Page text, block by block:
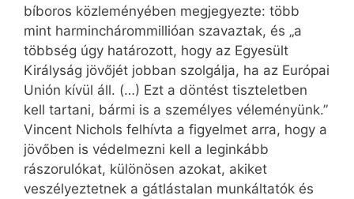
bíboros közleményében megjegyezte: több
mint harminchárommillióan szavaztak, és „a
többség úgy határozott, hogy az Egyesült
Királyság jövőjét jobban szolgálja, ha az Európai
Unión kívül áll. (…) Ezt a döntést tiszteletben
kell tartani, bármi is a személyes véleményünk.”
Vincent Nichols felhívta a figyelmet arra, hogy a
jövőben is védelmezni kell a leginkább
rászorulókat, különösen azokat, akiket
veszélyeztetnek a gátlástalan munkáltatók és